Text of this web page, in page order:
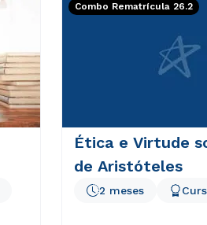
Combo Rematrícula 26.2
Ética e Virtude
de Aristóteles
2 meses